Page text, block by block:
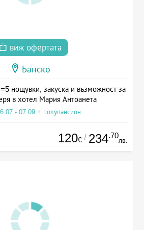
виж офертата
Банско
нощувки, закуска и възможност за
в хотел Мария Антоанета
- 07.09 + полупансион
120€ / 234.70
лв.